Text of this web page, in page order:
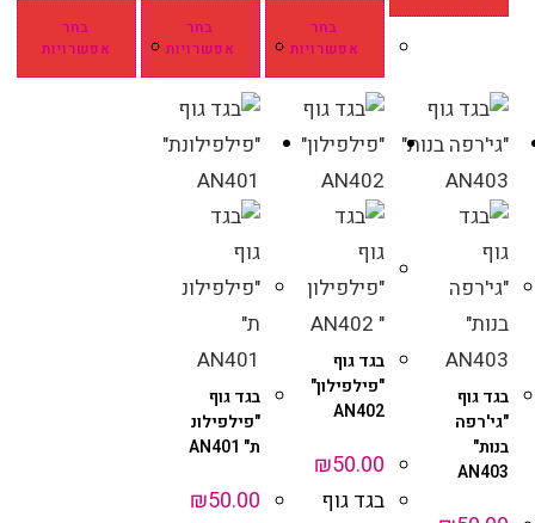
בחר
אפשרויות
בחר
אפשרויות
בחר
אפשרויות
בגד גוף
"גי'רפה
בנות"
AN403
בגד גוף
"פילפילון"
AN402
₪50.00
בגד גוף
בגד גוף
"פילפילונ
ת" AN401
₪50.00